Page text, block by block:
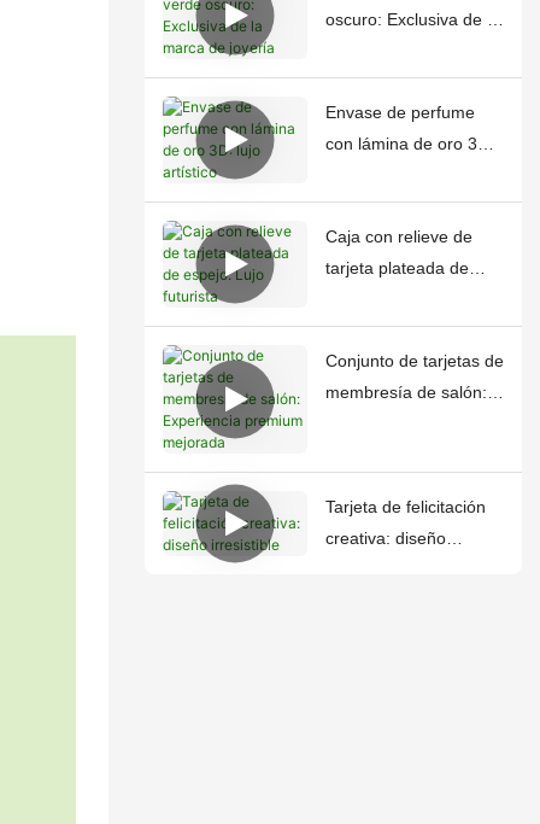
oscuro: Exclusiva de la
Envase de perfume
con lámina de oro 3D:
Caja con relieve de
tarjeta plateada de
Conjunto de tarjetas de
membresía de salón:
Tarjeta de felicitación
creativa: diseño